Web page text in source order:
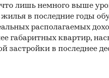
лишь немного выше
в последние годы
располагаемых
габаритных квартир,
застройки в последнее